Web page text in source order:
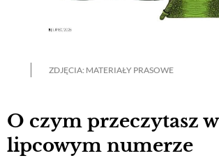
ZDJĘCIA: MATERIAŁY PRASOWE
O czym przeczytasz w
lipcowym numerze